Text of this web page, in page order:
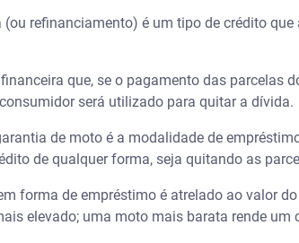
refinanciamento) é um tipo de crédito
que, se o pagamento das parcelas
será utilizado para quitar a dívida.
de moto é a modalidade de
de qualquer forma, seja quitando as
forma de empréstimo é atrelado ao valor
elevado; uma moto mais barata rende um